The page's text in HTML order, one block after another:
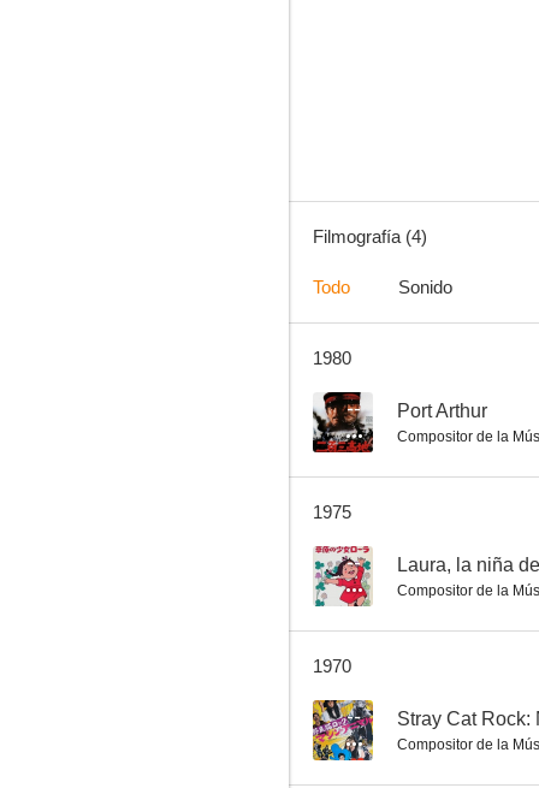
Filmografía (4)
Todo Sonido
1980
-- Port Arthur
Compositor de la
1975
-- Laura, la niña
Compositor de la
1970
-- Stray Cat Rock:
Compositor de la